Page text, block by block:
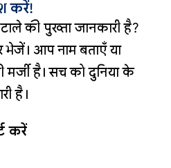
करें!
की पुख्ता जानकारी है?
भेजें। आप नाम बताएँ या
है। सच को दुनिया के
है।
करें